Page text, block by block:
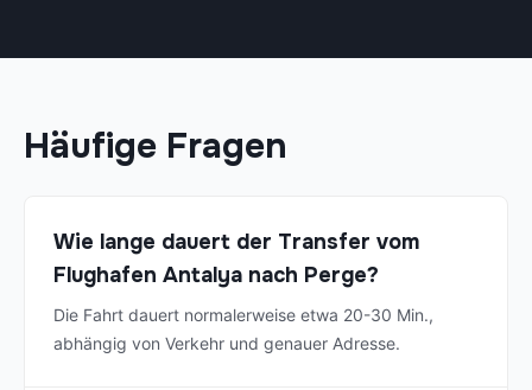
Häufige Fragen
Wie lange dauert der Transfer vom
Flughafen Antalya nach Perge?
Die Fahrt dauert normalerweise etwa 20-30 Min.,
abhängig von Verkehr und genauer Adresse.